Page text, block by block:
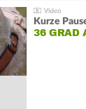
Kurze
36 GRAD